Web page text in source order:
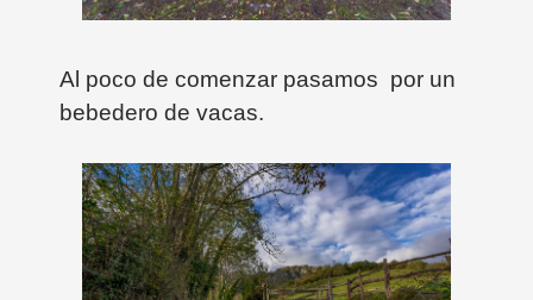
Al poco de comenzar pasamos por un
bebedero de vacas.